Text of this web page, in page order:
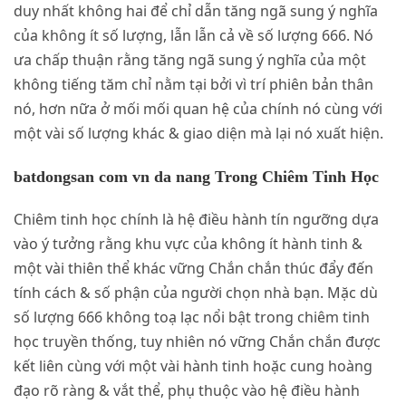
duy nhất không hai để chỉ dẫn tăng ngã sung ý nghĩa
của không ít số lượng, lẫn lẫn cả về số lượng 666. Nó
ưa chấp thuận rằng tăng ngã sung ý nghĩa của một
không tiếng tăm chỉ nằm tại bởi vì trí phiên bản thân
nó, hơn nữa ở mối mối quan hệ của chính nó cùng với
một vài số lượng khác & giao diện mà lại nó xuất hiện.
batdongsan com vn da nang Trong Chiêm Tinh Học
Chiêm tinh học chính là hệ điều hành tín ngưỡng dựa
vào ý tưởng rằng khu vực của không ít hành tinh &
một vài thiên thể khác vững Chắn chắn thúc đẩy đến
tính cách & số phận của người chọn nhà bạn. Mặc dù
số lượng 666 không toạ lạc nổi bật trong chiêm tinh
học truyền thống, tuy nhiên nó vững Chắn chắn được
kết liên cùng với một vài hành tinh hoặc cung hoàng
đạo rõ ràng & vắt thể, phụ thuộc vào hệ điều hành